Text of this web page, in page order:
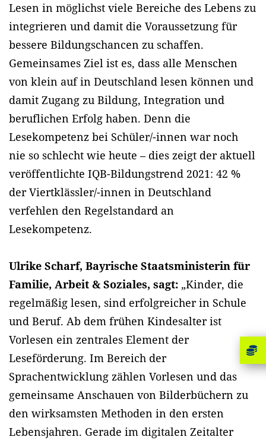
Lesen in möglichst viele Bereiche des Lebens zu
integrieren und damit die Voraussetzung für
bessere Bildungschancen zu schaffen.
Gemeinsames Ziel ist es, dass alle Menschen
von klein auf in Deutschland lesen können und
damit Zugang zu Bildung, Integration und
beruflichen Erfolg haben. Denn die
Lesekompetenz bei Schüler/-innen war noch
nie so schlecht wie heute – dies zeigt der aktuell
veröffentlichte IQB-Bildungstrend 2021: 42 %
der Viertklässler/-innen in Deutschland
verfehlen den Regelstandard an
Lesekompetenz.
Ulrike Scharf, Bayrische Staatsministerin für
Familie, Arbeit & Soziales, sagt: „Kinder, die
regelmäßig lesen, sind erfolgreicher in Schule
und Beruf. Ab dem frühen Kindesalter ist
Vorlesen ein zentrales Element der
Leseförderung. Im Bereich der
Sprachentwicklung zählen Vorlesen und das
gemeinsame Anschauen von Bilderbüchern zu
den wirksamsten Methoden in den ersten
Lebensjahren. Gerade im digitalen Zeitalter